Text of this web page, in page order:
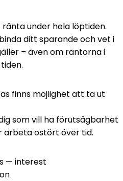
under hela löptiden.
ditt sparande och vet i
– även om räntorna i
finns möjlighet att ta ut
som vill ha förutsägbarhet
arbeta ostört över tid.
— interest